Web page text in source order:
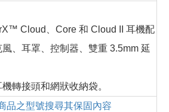
Cloud、Core 和 Cloud II 耳機配
、耳罩、控制器、雙重 3.5mm 延
轉接頭和網狀收納袋。
品之型號搜尋其保固內容